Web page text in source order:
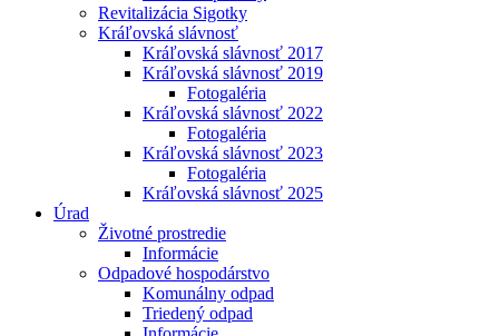
Revitalizácia Sigotky
Kráľovská slávnosť
Kráľovská slávnosť 2017
Kráľovská slávnosť 2019
Fotogaléria
Kráľovská slávnosť 2022
Fotogaléria
Kráľovská slávnosť 2023
Fotogaléria
Kráľovská slávnosť 2025
Úrad
Životné prostredie
Informácie
Odpadové hospodárstvo
Komunálny odpad
Triedený odpad